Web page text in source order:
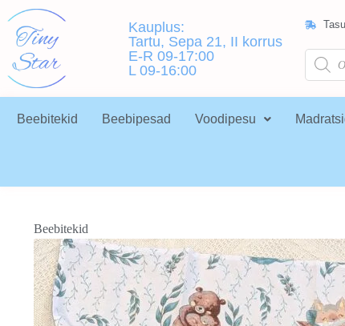
Kauplus:
Tartu, Sepa 21, II korrus
E-R 09-17:00
L 09-16:00
Beebitekid Beebipesad Voodipesu
Beebitekid